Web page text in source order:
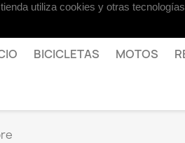
BICICLETAS MOTOS
utiliza cookies y otras